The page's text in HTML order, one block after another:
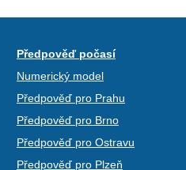
Předpověď počasí
Numerický model
Předpověď pro Prahu
Předpověď pro Brno
Předpověď pro Ostravu
Předpověď pro Plzeň